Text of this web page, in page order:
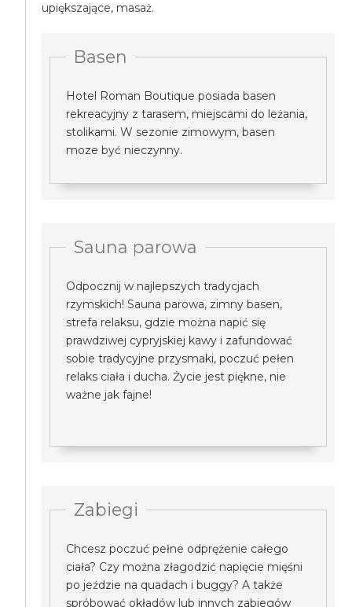
upiększające, masaż.
Basen
Hotel Roman Boutique posiada basen
rekreacyjny z tarasem, miejscami do leżania,
stolikami. W sezonie zimowym, basen
moze być nieczynny.
Sauna parowa
Odpocznij w najlepszych tradycjach
rzymskich! Sauna parowa, zimny basen,
strefa relaksu, gdzie można napić się
prawdziwej cypryjskiej kawy i zafundować
sobie tradycyjne przysmaki, poczuć pełen
relaks ciała i ducha. Życie jest piękne, nie
ważne jak fajne!
Zabiegi
Chcesz poczuć pełne odprężenie całego
ciała? Czy można złagodzić napięcie mięśni
po jeździe na quadach i buggy? A także
spróbować okładów lub innych zabiegów